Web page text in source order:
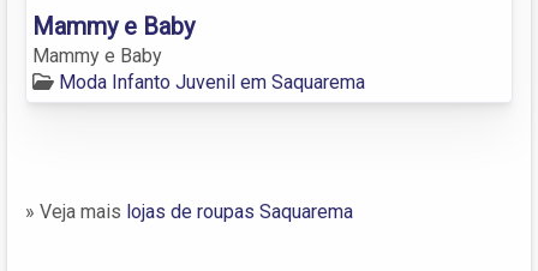
Mammy e Baby
Mammy e Baby
Moda Infanto Juvenil em Saquarema
» Veja mais lojas de roupas Saquarema